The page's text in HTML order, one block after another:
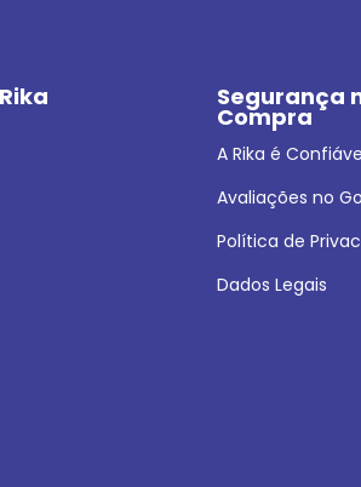
Segurança
Compra
A Rika é
Avaliações no
Política de
Dados Legais